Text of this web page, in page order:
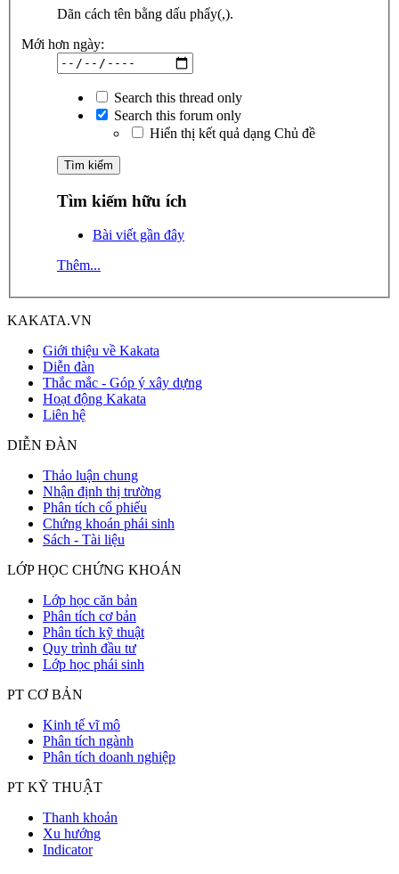
Dãn cách tên bằng dấu phẩy(,).
Mới hơn ngày:
Search this thread only
Search this forum only
Hiển thị kết quả dạng Chủ đề
Tìm kiếm hữu ích
Bài viết gần đây
Thêm...
KAKATA.VN
Giới thiệu về Kakata
Diễn đàn
Thắc mắc - Góp ý xây dựng
Hoạt động Kakata
Liên hệ
DIỄN ĐÀN
Thảo luận chung
Nhận định thị trường
Phân tích cổ phiếu
Chứng khoán phái sinh
Sách - Tài liệu
LỚP HỌC CHỨNG KHOÁN
Lớp học căn bản
Phân tích cơ bản
Phân tích kỹ thuật
Quy trình đầu tư
Lớp học phái sinh
PT CƠ BẢN
Kinh tế vĩ mô
Phân tích ngành
Phân tích doanh nghiệp
PT KỸ THUẬT
Thanh khoản
Xu hướng
Indicator